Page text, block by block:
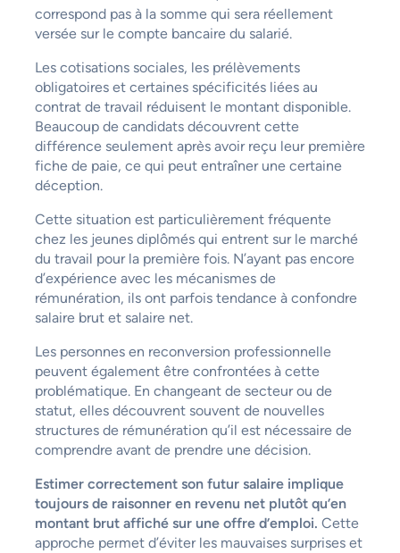
correspond pas à la somme qui sera réellement
versée sur le compte bancaire du salarié.
Les cotisations sociales, les prélèvements
obligatoires et certaines spécificités liées au
contrat de travail réduisent le montant disponible.
Beaucoup de candidats découvrent cette
différence seulement après avoir reçu leur première
fiche de paie, ce qui peut entraîner une certaine
déception.
Cette situation est particulièrement fréquente
chez les jeunes diplômés qui entrent sur le marché
du travail pour la première fois. N’ayant pas encore
d’expérience avec les mécanismes de
rémunération, ils ont parfois tendance à confondre
salaire brut et salaire net.
Les personnes en reconversion professionnelle
peuvent également être confrontées à cette
problématique. En changeant de secteur ou de
statut, elles découvrent souvent de nouvelles
structures de rémunération qu’il est nécessaire de
comprendre avant de prendre une décision.
Estimer correctement son futur salaire implique
toujours de raisonner en revenu net plutôt qu’en
montant brut affiché sur une offre d’emploi. Cette
approche permet d’éviter les mauvaises surprises et